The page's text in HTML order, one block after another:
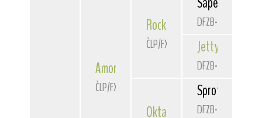
Amor
ČLP/FXH/24967
Rocky von der
ČLP/FXH/24363
Oktavia vom Lärchenbruch
DFZB-83 3301
Jetty
DFZB-82 3191
Sprotboro
DFZB-82 1311